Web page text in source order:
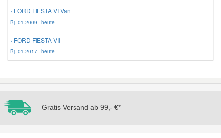
› FORD FIESTA VI Van
Bj. 01.2009 - heute
› FORD FIESTA VII
Bj. 01.2017 - heute
Gratis Versand ab 99,- €*
Kia Ersatzteile
Mazda Ersatzteile